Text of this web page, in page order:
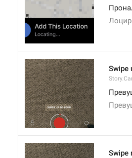
Swipe
Swipe